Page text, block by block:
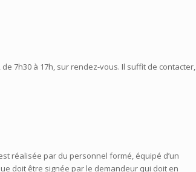
7h30 à 17h, sur rendez-vous. Il suffit de contacter,
réalisée par du personnel formé, équipé d’un
doit être signée par le demandeur qui doit en